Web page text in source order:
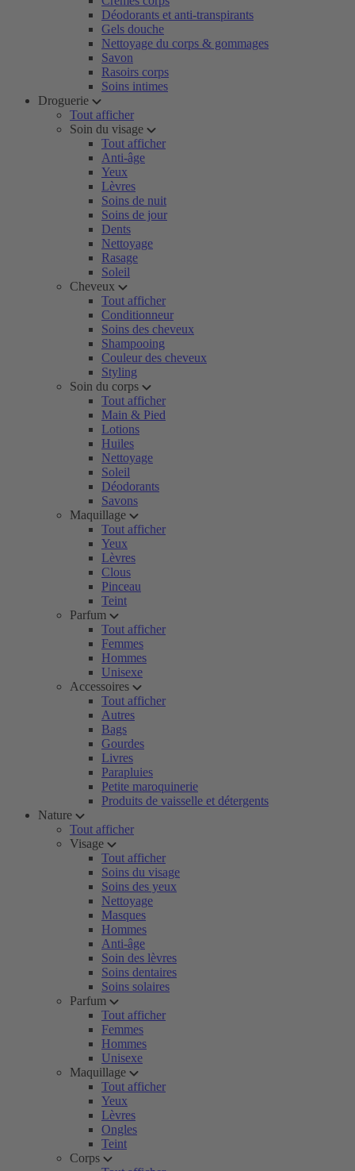
Déodorants et anti-transpirants
Gels douche
Nettoyage du corps & gommages
Savon
Rasoirs corps
Soins intimes
Droguerie
Tout afficher
Soin du visage
Tout afficher
Anti-âge
Yeux
Lèvres
Soins de nuit
Soins de jour
Dents
Nettoyage
Rasage
Soleil
Cheveux
Tout afficher
Conditionneur
Soins des cheveux
Shampooing
Couleur des cheveux
Styling
Soin du corps
Tout afficher
Main & Pied
Lotions
Huiles
Nettoyage
Soleil
Déodorants
Savons
Maquillage
Tout afficher
Yeux
Lèvres
Clous
Pinceau
Teint
Parfum
Tout afficher
Femmes
Hommes
Unisexe
Accessoires
Tout afficher
Autres
Bags
Gourdes
Livres
Parapluies
Petite maroquinerie
Produits de vaisselle et détergents
Nature
Tout afficher
Visage
Tout afficher
Soins du visage
Soins des yeux
Nettoyage
Masques
Hommes
Anti-âge
Soin des lèvres
Soins dentaires
Soins solaires
Parfum
Tout afficher
Femmes
Hommes
Unisexe
Maquillage
Tout afficher
Yeux
Lèvres
Ongles
Teint
Corps